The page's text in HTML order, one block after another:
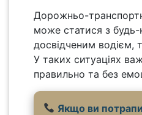
Дорожньо-
може статися з
досвідченим водієм,
У таких ситуаціях
правильно та без
Якщо ви